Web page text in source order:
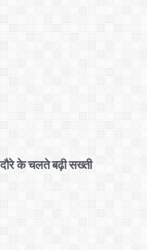
के चलते बढ़ी सख्ती